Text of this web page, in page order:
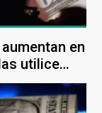
en
utilice